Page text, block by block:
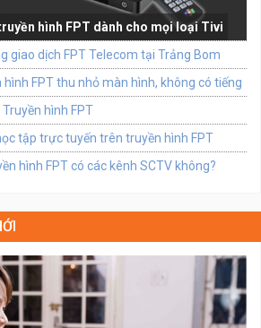
hình FPT dành cho mọi loại Tivi
giao dịch FPT Telecom tại Trảng Bom
hình FPT thu nhỏ màn hình, không có tiếng
hình FPT
tập trực tuyến trên truyền hình FPT
hình FPT có các kênh SCTV không?